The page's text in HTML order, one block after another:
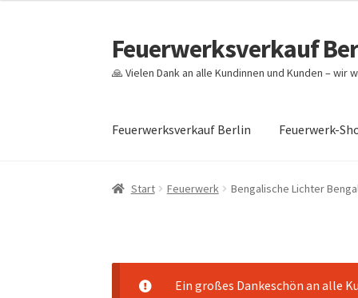
Zur
Navigation
springen
Zum
Inhalt
springen
Feuerwerksverkauf
🙏 Vielen Dank an alle Kundinnen und Kunden – wir
Feuerwerksverkauf Berlin Feuerwerk-
Start Cookie-Richtlinie (EU) Datenschutz
Start Feuerwerk Bengalische Lichter
Ein großes Dankeschön an alle